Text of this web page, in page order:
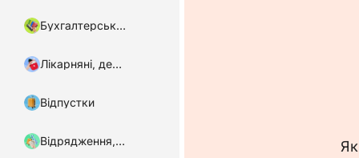
Бухгалтерський облік
Лікарняні, декретні
Відпустки
Відрядження, підзвітні кошти